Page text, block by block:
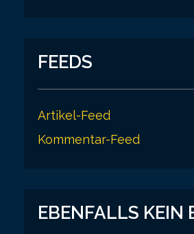
FEEDS
Artikel-Feed
Kommentar-Feed
EBENFALLS KEIN